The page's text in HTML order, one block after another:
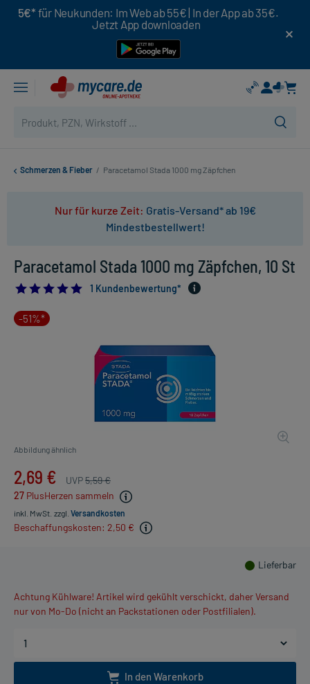
5€* für Neukunden: Im Web ab 55€ | In der App ab 35€.
Jetzt App downloaden
Schmerzen & Fieber / Paracetamol Stada 1000 mg Zäpfchen
Nur für kurze Zeit: Gratis-Versand* ab 19€
Mindestbestellwert!
Paracetamol Stada 1000 mg Zäpfchen, 10 St
5.01 Kundenbewertung*
-51%*
Abbildung ähnlich
2,69 € UVP5,59 €
27 PlusHerzen sammeln
inkl. MwSt. zzgl. Versandkosten
Beschaffungskosten: 2,50 €
Lieferbar
Achtung Kühlware! Artikel wird gekühlt verschickt, daher Versand
nur von Mo-Do (nicht an Packstationen oder Postfilialen).
In den Warenkorb